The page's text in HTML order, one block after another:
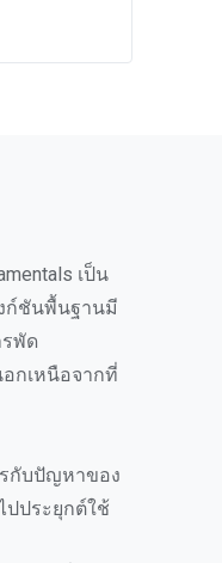
เป็น
ก์ชันพื้นฐานมี
พัด
กเหนือจากที่
กับปัญหาของ
ปประยุกต์ใช้